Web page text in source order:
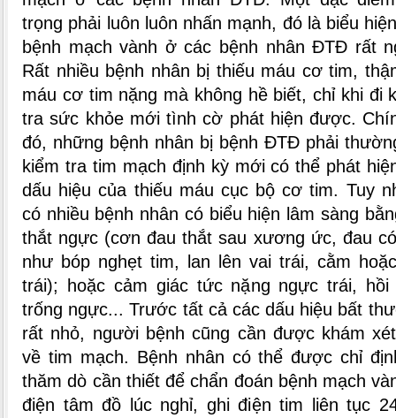
trọng phải luôn luôn nhấn mạnh, đó là biểu
bệnh mạch vành ở các bệnh nhân ĐTĐ rất
Rất nhiều bệnh nhân bị thiếu máu cơ tim,
máu cơ tim nặng mà không hề biết, chỉ khi đi
tra sức khỏe mới tình cờ phát hiện được.
đó, những bệnh nhân bị bệnh ĐTĐ phải
kiểm tra tim mạch định kỳ mới có thể phát
dấu hiệu của thiếu máu cục bộ cơ tim. Tuy
có nhiều bệnh nhân có biểu hiện lâm sàng
thắt ngực (cơn đau thắt sau xương ức, đau
như bóp nghẹt tim, lan lên vai trái, cằm
trái); hoặc cảm giác tức nặng ngực trái, hồi
trống ngực... Trước tất cả các dấu hiệu bất
rất nhỏ, người bệnh cũng cần được khám
về tim mạch. Bệnh nhân có thể được chỉ
thăm dò cần thiết để chẩn đoán bệnh mạch
điện tâm đồ lúc nghỉ, ghi điện tim liên tục